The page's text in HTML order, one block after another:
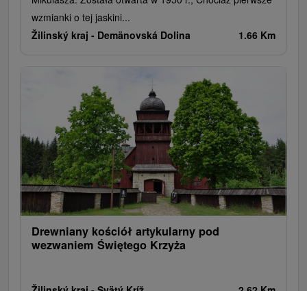
wzmianki o tej jaskini...
Žilinský kraj - Demänovská Dolina 1.66 Km
Drewniany kościół artykularny pod
wezwaniem Świętego Krzyża